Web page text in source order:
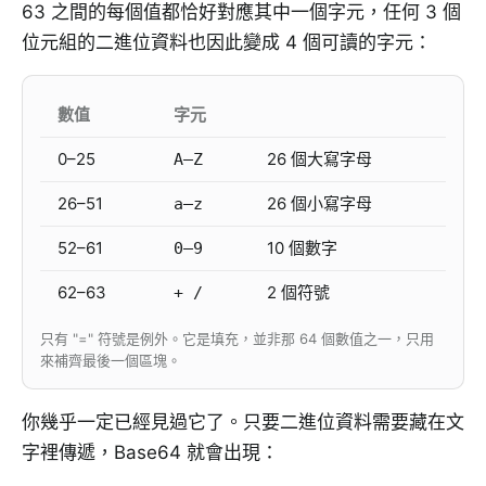
63 之間的每個值都恰好對應其中一個字元，任何 3 個
位元組的二進位資料也因此變成 4 個可讀的字元：
數值 字元
0–25 A–Z 26 個大寫字母
26–51 a–z 26 個小寫字母
52–61 0–9 10 個數字
62–63 + / 2 個符號
只有 "=" 符號是例外。它是填充，並非那 64 個數值之一，只用
來補齊最後一個區塊。
你幾乎一定已經見過它了。只要二進位資料需要藏在文
字裡傳遞，Base64 就會出現：